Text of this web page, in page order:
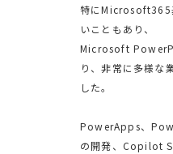
特にMicrosoft365
いこともあり、
Microsoft
り、非常に多様な
した。
PowerApps、
の開発、Copilot